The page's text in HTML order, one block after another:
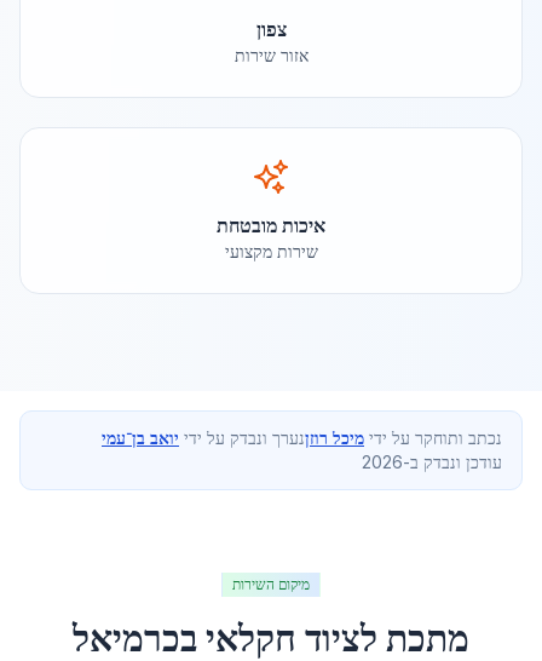
צפון
אזור שירות
איכות מובטחת
שירות מקצועי
נכתב ותוחקר על ידי מיכל רוזןנערך ונבדק על ידי יואב בן־עמי
עודכן ונבדק ב-2026
מיקום השירות
מתכת לציוד חקלאיבכרמיאל